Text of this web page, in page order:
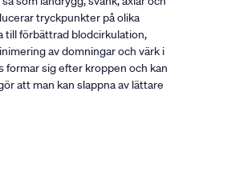
tryckpunkter på olika
till förbättrad blodcirkulation,
av domningar och värk i
formar sig efter kroppen och kan
att man kan slappna av lättare